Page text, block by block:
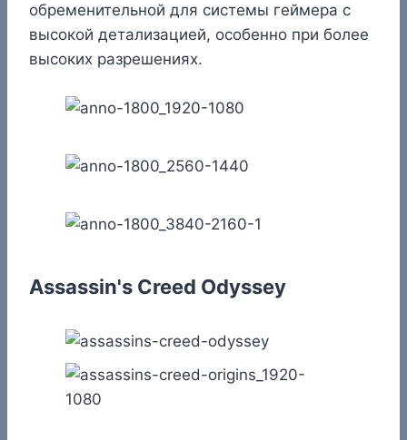
обременительной для системы геймера с
высокой детализацией, особенно при более
высоких разрешениях.
Assassin's Creed Odyssey